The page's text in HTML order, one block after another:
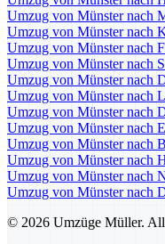
Umzug von Münster nach
Umzug von Münster nach
Umzug von Münster nach
Umzug von Münster nach
Umzug von Münster nach
Umzug von Münster nach
Umzug von Münster nach
Umzug von Münster nach
Umzug von Münster nach
Umzug von Münster nach
Umzug von Münster nach
Umzug von Münster nach
© 2026 Umzüge Müller.